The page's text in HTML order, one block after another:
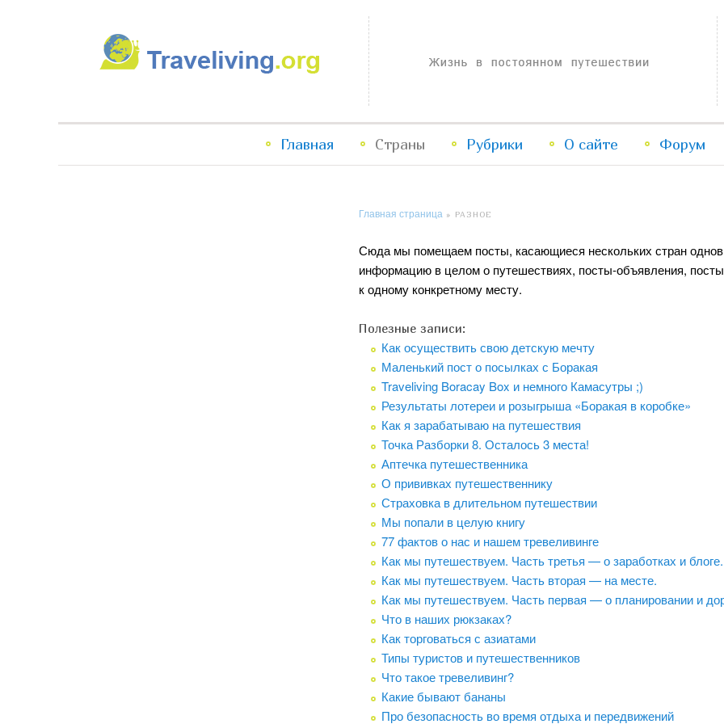
Traveliving
Жизнь в постоянном путешествии
Перейти
содержимому
Перейти
содержимому
Главная Страны Рубрики О сайте Форум
Главная страница » РАЗНОЕ
Сюда мы помещаем посты, касающиеся нескольких стран
информацию в целом о путешествиях, посты-объявления,
к одному конкретному месту.
Полезные записи:
Как осуществить свою детскую мечту
Маленький пост о посылках с Боракая
Traveliving Boracay Box и немного Камасутры ;)
Результаты лотереи и розыгрыша «Боракая в коробке»
Как я зарабатываю на путешествия
Точка Разборки 8. Осталось 3 места!
Аптечка путешественника
О прививках путешественнику
Страховка в длительном путешествии
Мы попали в целую книгу
77 фактов о нас и нашем тревеливинге
Как мы путешествуем. Часть третья — о заработках и блоге.
Как мы путешествуем. Часть вторая — на месте.
Как мы путешествуем. Часть первая — о планировании и
Что в наших рюкзаках?
Как торговаться с азиатами
Типы туристов и путешественников
Что такое тревеливинг?
Какие бывают бананы
Про безопасность во время отдыха и передвижений